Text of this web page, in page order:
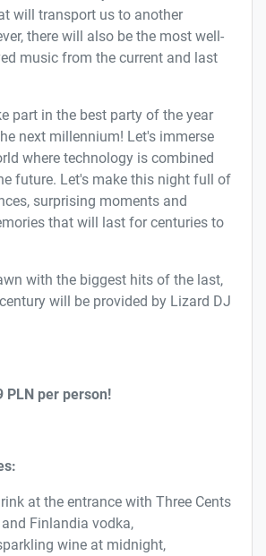
will transport us to another
there will also be the most well-
music from the current and last
part in the best party of the year
next millennium! Let's immerse
where technology is combined
future. Let's make this night full of
surprising moments and
that will last for centuries to
with the biggest hits of the last,
will be provided by Lizard DJ
per person!
at the entrance with Three Cents
Finlandia vodka,
wine at midnight,